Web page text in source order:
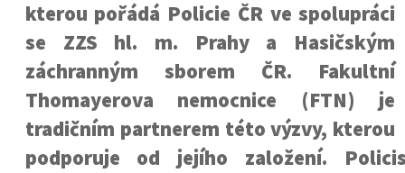
kterou pořádá Policie ČR ve spolupráci
se ZZS hl. m. Prahy a Hasičským
záchranným sborem ČR. Fakultní
Thomayerova nemocnice (FTN) je
tradičním partnerem této výzvy, kterou
podporuje od jejího založení.